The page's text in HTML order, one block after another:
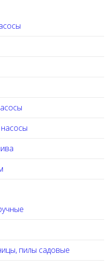
пилы садовые